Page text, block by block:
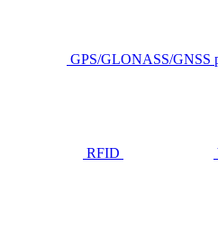
GPS/GLONASS/GNSS
RFID